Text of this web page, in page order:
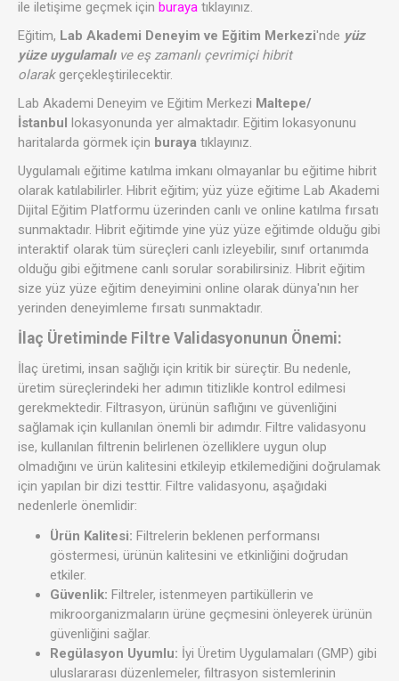
ile iletişime geçmek için buraya tıklayınız.
Eğitim, Lab Akademi Deneyim ve Eğitim Merkezi'nde yüz
yüze uygulamalıve eş zamanlı çevrimiçi hibrit
olarak gerçekleştirilecektir.
Lab Akademi Deneyim ve Eğitim Merkezi Maltepe/
İstanbul lokasyonunda yer almaktadır. Eğitim lokasyonunu
haritalarda görmek için buraya tıklayınız.
Uygulamalı eğitime katılma imkanı olmayanlar bu eğitime hibrit
olarak katılabilirler. Hibrit eğitim; yüz yüze eğitime Lab Akademi
Dijital Eğitim Platformu üzerinden canlı ve online katılma fırsatı
sunmaktadır. Hibrit eğitimde yine yüz yüze eğitimde olduğu gibi
interaktif olarak tüm süreçleri canlı izleyebilir, sınıf ortanımda
olduğu gibi eğitmene canlı sorular sorabilirsiniz. Hibrit eğitim
size yüz yüze eğitim deneyimini online olarak dünya'nın her
yerinden deneyimleme fırsatı sunmaktadır.
İlaç Üretiminde Filtre Validasyonunun Önemi:
İlaç üretimi, insan sağlığı için kritik bir süreçtir. Bu nedenle,
üretim süreçlerindeki her adımın titizlikle kontrol edilmesi
gerekmektedir. Filtrasyon, ürünün saflığını ve güvenliğini
sağlamak için kullanılan önemli bir adımdır. Filtre validasyonu
ise, kullanılan filtrenin belirlenen özelliklere uygun olup
olmadığını ve ürün kalitesini etkileyip etkilemediğini doğrulamak
için yapılan bir dizi testtir. Filtre validasyonu, aşağıdaki
nedenlerle önemlidir:
Ürün Kalitesi: Filtrelerin beklenen performansı
göstermesi, ürünün kalitesini ve etkinliğini doğrudan
etkiler.
Güvenlik: Filtreler, istenmeyen partiküllerin ve
mikroorganizmaların ürüne geçmesini önleyerek ürünün
güvenliğini sağlar.
Regülasyon Uyumlu: İyi Üretim Uygulamaları (GMP) gibi
uluslararası düzenlemeler, filtrasyon sistemlerinin